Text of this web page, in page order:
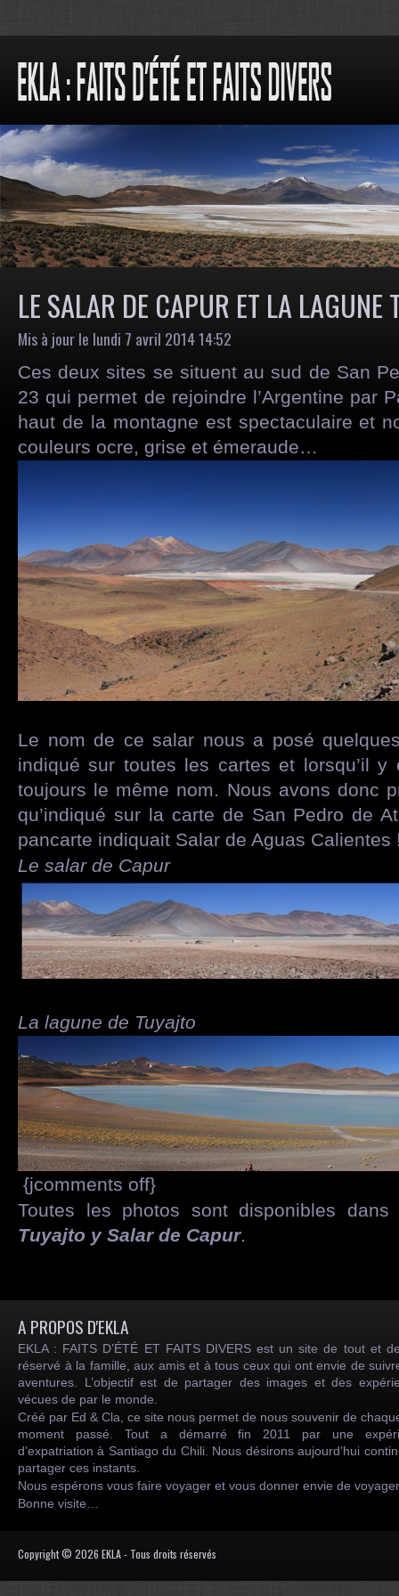
LE SALAR DE CAPUR ET LA LAGUNE
Mis à jour le lundi 7 avril 2014 14:52
Ces deux sites se situent au sud de San
23 qui permet de rejoindre l’Argentine par
haut de la montagne est spectaculaire et
couleurs ocre, grise et émeraude…
Le nom de ce salar nous a posé
indiqué sur toutes les cartes et lorsqu’il
toujours le même nom. Nous avons donc
qu’indiqué sur la carte de San Pedro de
pancarte indiquait Salar de Aguas Calientes
Le salar de Capur
La lagune de Tuyajto
{jcomments off}
Toutes les photos sont disponibles
Tuyajto y Salar de Capur.
A PROPOS D'EKLA
EKLA : FAITS D’ÉTÉ ET FAITS DIVERS est un site de tout et
réservé à la famille, aux amis et à tous ceux qui ont envie de
aventures. L’objectif est de partager des images et des
vécues de par le monde.
Créé par Ed & Cla, ce site nous permet de nous souvenir de
moment passé. Tout a démarré fin 2011 par une
d’expatriation à Santiago du Chili. Nous désirons aujourd’hui
partager ces instants.
Nous espérons vous faire voyager et vous donner envie de
Bonne visite…
Copyright © 2026 EKLA - Tous droits réservés